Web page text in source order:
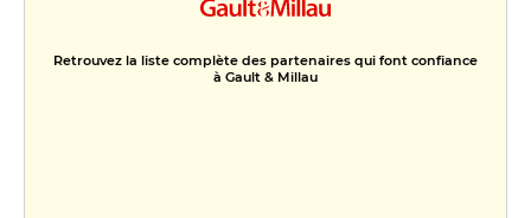
68 €
Retrouvez la liste complète des partenaires qui font confiance
à Gault & Millau